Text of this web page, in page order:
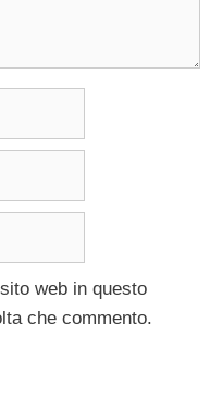
web in questo
che commento.